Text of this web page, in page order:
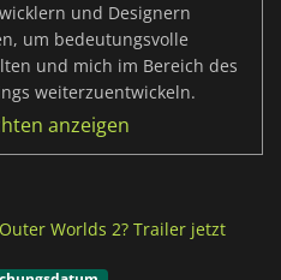
und Designern
um bedeutungsvolle
und mich im Bereich des
weiterzuentwickeln.
anzeigen
Worlds 2? Trailer jetzt